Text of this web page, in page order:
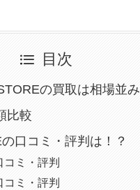
目次
の買取は相場並み
比較
口コミ・評判は！？
コミ・評判
コミ・評判